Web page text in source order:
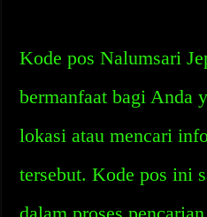
Kode pos Nalumsari
bermanfaat bagi Anda
lokasi atau mencari
tersebut. Kode pos ini